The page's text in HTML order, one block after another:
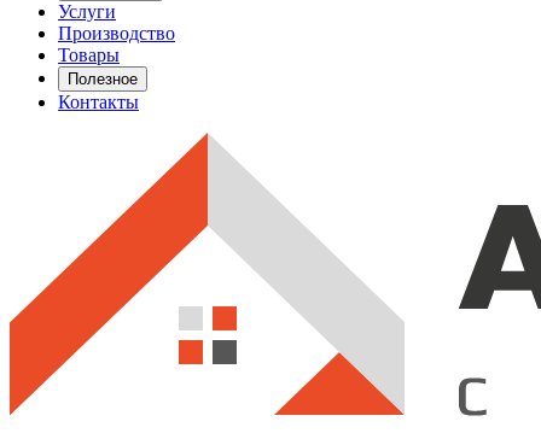
Услуги
Производство
Товары
Полезное
Контакты